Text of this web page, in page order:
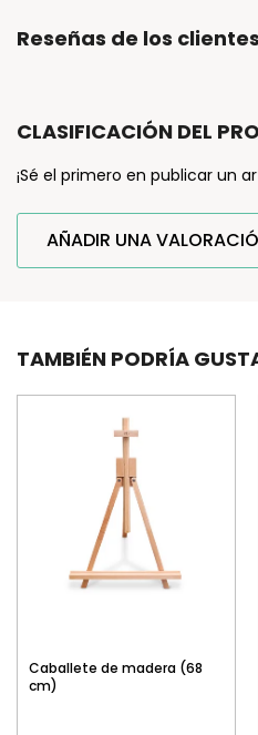
Reseñas de los clientes
CLASIFICACIÓN DEL
¡Sé el primero en publicar un
AÑADIR UNA
TAMBIÉN PODRÍA
Caballete de madera (68
cm)